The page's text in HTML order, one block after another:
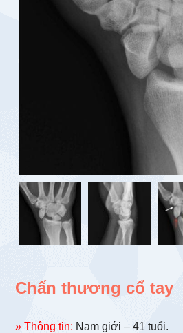
Chấn thương cổ tay
» Thông tin: Nam giới – 41 tuổi.